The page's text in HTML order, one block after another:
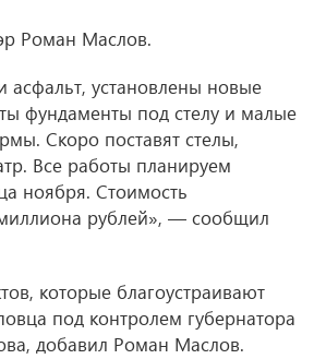
Роман Маслов.
асфальт, установлены новые
фундаменты под стелу и малые
Скоро поставят стелы,
Все работы планируем
ноября. Стоимость
рублей», — сообщил
которые благоустраивают
под контролем губернатора
добавил Роман Маслов.